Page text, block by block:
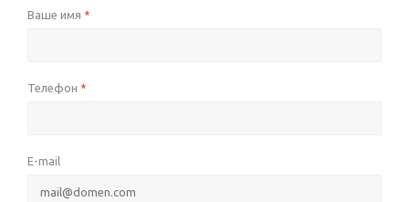
Ваше имя *
Телефон *
E-mail